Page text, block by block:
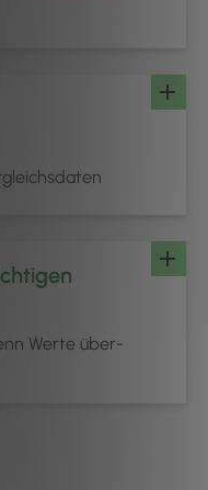
Werte über-